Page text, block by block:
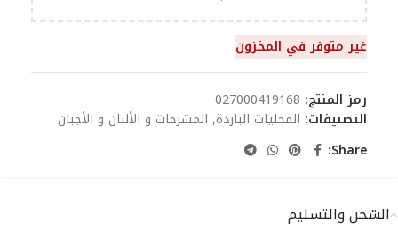
غير متوفر في المخزون
رمز المنتج: 027000419168
التصنيفات: المحليات الباردة, المشرحات و الألبان و الأجبان
Share:
الشحن والتسليم